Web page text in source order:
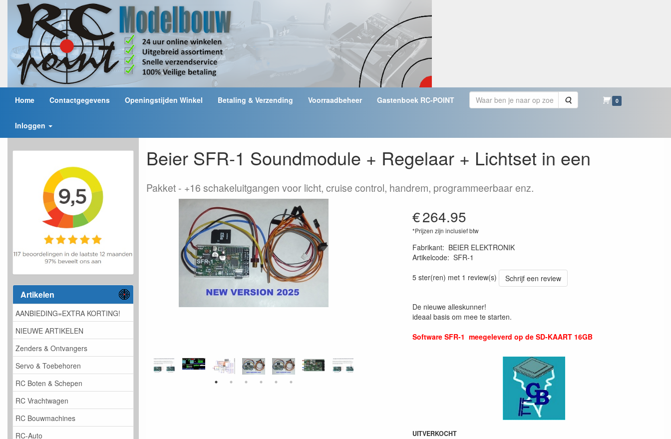
Home Contactgegevens Openingstijden Winkel Betaling & Verzending Voorraadbeheer Gastenboek RC-POINT Zoeken 0
Inloggen
Artikelen
AANBIEDING=EXTRA KORTING!
NIEUWE ARTIKELEN
Zenders & Ontvangers
Servo & Toebehoren
RC Boten & Schepen
RC Vrachtwagen
RC Bouwmachines
RC-Auto
Beier SFR-1 Soundmodule + Regelaar + Lichtset in een
Pakket +16 schakeluitgangen voor licht, cruise control, handrem, programmeerbaar enz.
€264.95
*Prijzen zijn inclusief btw
Fabrikant: BEIER ELEKTRONIK
Artikelcode: SFR-1
5 ster(ren) met 1 review(s)
Schrijf een review
De nieuwe alleskunner!
ideaal basis om mee te starten.
Software SFR-1 meegeleverd op de SD-KAART 16GB
UITVERKOCHT